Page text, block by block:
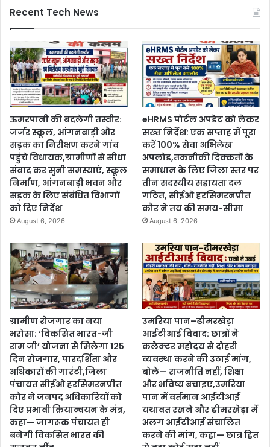
Recent Tech News
ऊमरपानी की बदलेगी तस्वीर:
जर्जर स्कूल, आंगनबाड़ी और
सड़क का निरीक्षण करने गांव
पहुंचे विधायक,ग्रामीणों से सीधा
संवाद कर सुनी समस्याएं, स्कूल
निर्माण, आंगनबाड़ी भवन और
सड़क के लिए संबंधित विभागों
को दिए निर्देश
August 6, 2026
eHRMS पोर्टल अपडेट को लेकर
सख्त निर्देश: एक सप्ताह में पूरा
करें 100% सेवा अभिलेख
अपलोड,तकनीकी दिक्कतों के
समाधान के लिए जिला स्तर पर
तीन सदस्यीय सहायता दल
गठित, सीईओ हरसिमरनप्रीत
कौर ने तय की समय-सीमा
August 6, 2026
ग्रामीण रोजगार का नया
भरोसा: ‘विकसित भारत-जी
राम जी’ योजना से मिलेगा 125
दिन रोजगार, पारदर्शिता और
अधिकारों की गारंटी,जिला
पंचायत सीईओ हरसिमरनप्रीत
कौर ने जनपद अधिकारियों को
दिए प्रभावी क्रियान्वयन के मंत्र,
कहा— जागरूक पंचायत ही
बनेगी विकसित भारत की
उमरिया पान–ढीमरखेड़ा
आईटीआई विवाद: छात्रों ने
कलेक्टर महोदय से दोहरी
व्यवस्था करने की उठाई मांग,
बोले— राजनीति नहीं, शिक्षा
और भविष्य बचाइए,उमरिया
पान में वर्तमान आईटीआई
यथावत रखने और ढीमरखेड़ा में
अलग आईटीआई संचालित
करने की मांग, कहा— छात्र हित